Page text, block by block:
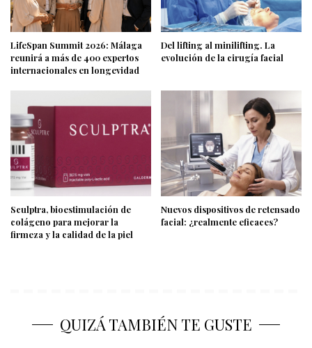
LifeSpan Summit 2026: Málaga
reunirá a más de 400 expertos
internacionales en longevidad
Del lifting al minilifting. La
evolución de la cirugía facial
Sculptra, bioestimulación de
colágeno para mejorar la
firmeza y la calidad de la piel
Nuevos dispositivos de retensado
facial: ¿realmente eficaces?
QUIZÁ TAMBIÉN TE GUSTE